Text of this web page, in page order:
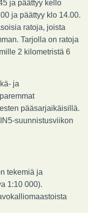
ja päättyy kello
ja päättyy klo 14.00.
ratoja, joista
Tarjolla on ratoja
2 kilometristä 6
ja
pääsarjaikäisillä.
suunnistusviikon
tekemiä ja
1:10 000).